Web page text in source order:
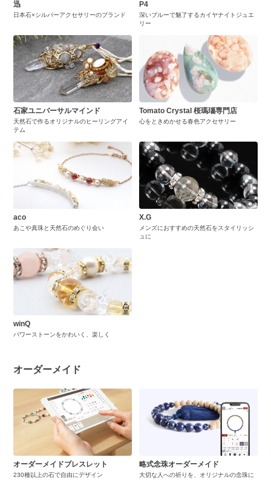
迅
日本石×シルバーアクセサリーのブランド
P4
深いブルーで魅了するカイヤナイトジュエ
リー
石家ユニバーサルマインド
天然石で作るオリジナルのヒーリングアイ
テム
Tomato Crystal 桜瑪瑙専門店
心をときめかせる春色アクセサリー
aco
あこや真珠と天然石のめぐり会い
X.G
メンズにおすすめの天然石をスタイリッシ
ュに
winQ
パワーストーンをかわいく、楽しく
オーダーメイド
オーダーメイドブレスレット
230種以上の石で自由にデザイン
略式念珠オーダーメイド
大切な人への祈りを、オリジナルの念珠に